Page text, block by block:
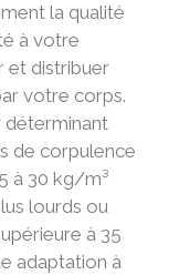
la qualité
à votre
et distribuer
votre corps.
déterminant
de corpulence
à 30 kg/m³
lourds ou
à 35
adaptation à